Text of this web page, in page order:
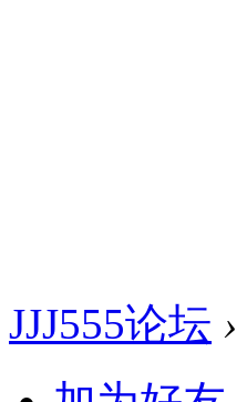
JJJ555论坛 ›